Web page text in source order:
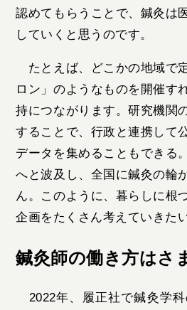
認めてもらうことで、鍼灸は
していくと思うのです。
たとえば、どこかの地域で
ロン」のようなものを開催す
持につながります。研究機関
することで、行政と連携して
データを集めることもできる
へと波及し、全国に鍼灸の輪
ん。このように、暮らしに根
企画をたくさん考えていきた
鍼灸師の働き方はさ
2022年、履正社で鍼灸学